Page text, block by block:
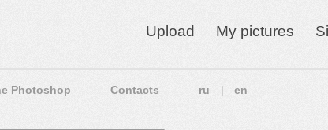
Upload My pictures
Photoshop Contacts ru en